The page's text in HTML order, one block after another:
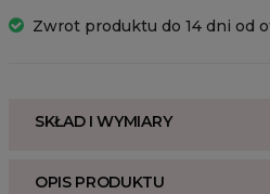
Zwrot produktu do 14 dni od
SKŁAD I WYMIARY
OPIS PRODUKTU